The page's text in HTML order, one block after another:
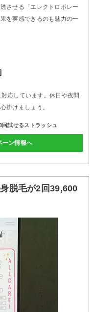
させる「エレクトロポレー
を実感できるのも魅力の一
応しています。休日や夜間
掛けましょう。
試せるストラッシュ
ーン情報へ
脱毛が2回39,600